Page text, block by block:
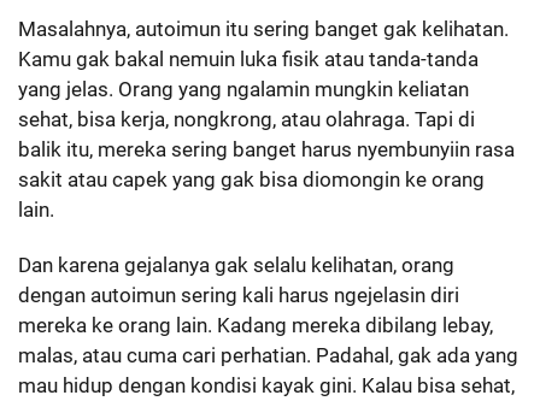
Masalahnya, autoimun itu sering banget gak kelihatan.
Kamu gak bakal nemuin luka fisik atau tanda-tanda
yang jelas. Orang yang ngalamin mungkin keliatan
sehat, bisa kerja, nongkrong, atau olahraga. Tapi di
balik itu, mereka sering banget harus nyembunyiin rasa
sakit atau capek yang gak bisa diomongin ke orang
lain.
Dan karena gejalanya gak selalu kelihatan, orang
dengan autoimun sering kali harus ngejelasin diri
mereka ke orang lain. Kadang mereka dibilang lebay,
malas, atau cuma cari perhatian. Padahal, gak ada yang
mau hidup dengan kondisi kayak gini. Kalau bisa sehat,